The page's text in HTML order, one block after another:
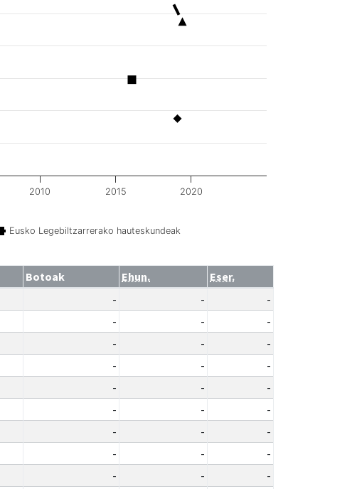
Eusko Legebiltzarrerako hauteskundeak
2010 2015 2020
Botoak Ehun.
Eser.
- -
-
- -
-
- -
-
- -
-
- -
-
- -
-
- -
-
- -
-
- -
-